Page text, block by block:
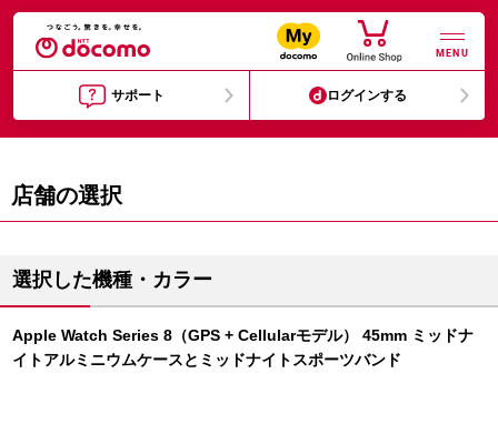
MENU
サポート ログインする
店舗の選択
選択した機種・カラー
Apple Watch Series 8（GPS + Cellularモデル） 45mm ミッドナ
イトアルミニウムケースとミッドナイトスポーツバンド